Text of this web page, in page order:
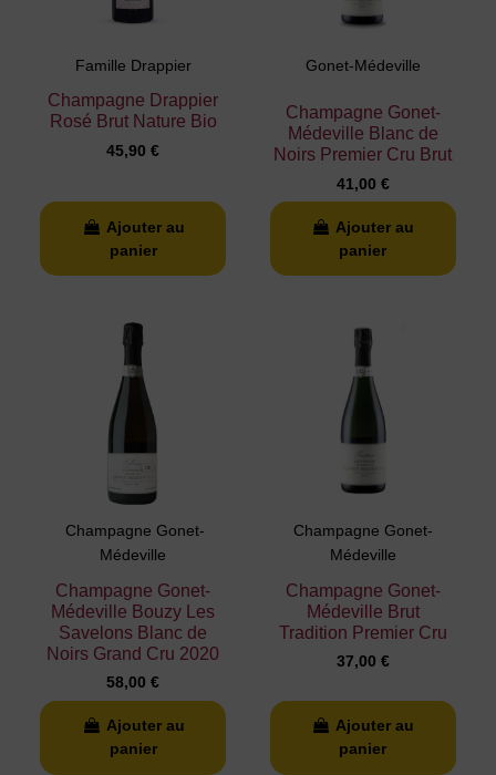
Famille Drappier
Champagne Drappier
Rosé Brut Nature Bio
45,90 €
Ajouter au
panier
Gonet-Médeville
Champagne Gonet-
Médeville Blanc de
Noirs Premier Cru Brut
41,00 €
Ajouter au
panier
Champagne Gonet-
Médeville
Champagne Gonet-
Médeville Bouzy Les
Savelons Blanc de
Noirs Grand Cru 2020
58,00 €
Ajouter au
panier
Champagne Gonet-
Médeville
Champagne Gonet-
Médeville Brut
Tradition Premier Cru
37,00 €
Ajouter au
panier